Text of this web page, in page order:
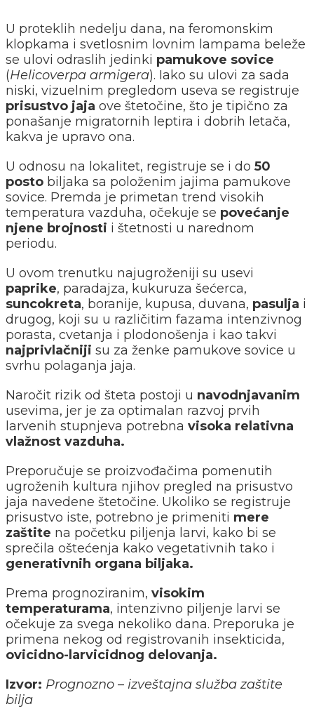
U proteklih nedelju dana, na feromonskim
klopkama i svetlosnim lovnim lampama beleže
se ulovi odraslih jedinki pamukove sovice
(Helicoverpa armigera). Iako su ulovi za sada
niski, vizuelnim pregledom useva se registruje
prisustvo jaja ove štetočine, što je tipično za
ponašanje migratornih leptira i dobrih letača,
kakva je upravo ona.
U odnosu na lokalitet, registruje se i do 50
posto biljaka sa položenim jajima pamukove
sovice. Premda je primetan trend visokih
temperatura vazduha, očekuje se povećanje
njene brojnosti i štetnosti u narednom
periodu.
U ovom trenutku najugroženiji su usevi
paprike, paradajza, kukuruza šećerca,
suncokreta, boranije, kupusa, duvana, pasulja i
drugog, koji su u različitim fazama intenzivnog
porasta, cvetanja i plodonošenja i kao takvi
najprivlačniji su za ženke pamukove sovice u
svrhu polaganja jaja.
Naročit rizik od šteta postoji u navodnjavanim
usevima, jer je za optimalan razvoj prvih
larvenih stupnjeva potrebna visoka relativna
vlažnost vazduha.
Preporučuje se proizvođačima pomenutih
ugroženih kultura njihov pregled na prisustvo
jaja navedene štetočine. Ukoliko se registruje
prisustvo iste, potrebno je primeniti mere
zaštite na početku piljenja larvi, kako bi se
sprečila oštećenja kako vegetativnih tako i
generativnih organa biljaka.
Prema prognoziranim, visokim
temperaturama, intenzivno piljenje larvi se
očekuje za svega nekoliko dana. Preporuka je
primena nekog od registrovanih insekticida,
ovicidno-larvicidnog delovanja.
Izvor: Prognozno – izveštajna služba zaštite
bilja